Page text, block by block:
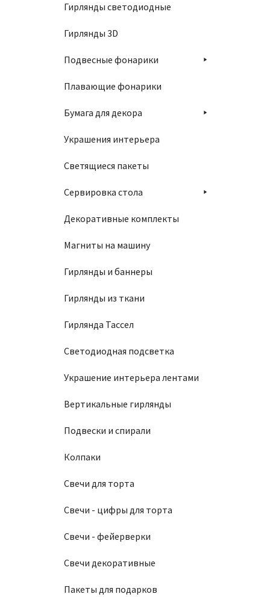
Гирлянды светодиодные
Гирлянды 3D
Подвесные фонарики
Плавающие фонарики
Бумага для декора
Украшения интерьера
Светящиеся пакеты
Сервировка стола
Декоративные комплекты
Магниты на машину
Гирлянды и баннеры
Гирлянды из ткани
Гирлянда Тассел
Светодиодная подсветка
Украшение интерьера лентами
Вертикальные гирлянды
Подвески и спирали
Колпаки
Свечи для торта
Свечи - цифры для торта
Свечи - фейерверки
Свечи декоративные
Пакеты для подарков